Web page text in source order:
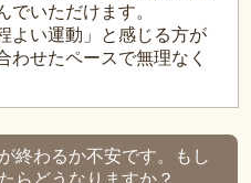
でいただけます。
よい運動」と感じる方が
わせたペースで無理なく
終わるか不安です。もし
らどうなりますか？